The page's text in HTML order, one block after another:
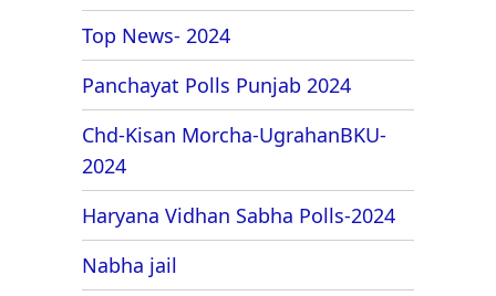
Top News- 2024
Panchayat Polls Punjab 2024
Chd-Kisan Morcha-UgrahanBKU-
2024
Haryana Vidhan Sabha Polls-2024
Nabha jail